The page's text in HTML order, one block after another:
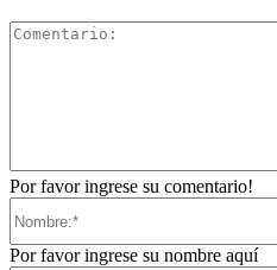
Por favor ingrese su comentario!
Por favor ingrese su nombre aquí